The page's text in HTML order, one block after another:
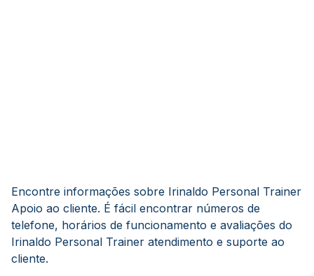
Encontre informações sobre Irinaldo Personal Trainer
Apoio ao cliente. É fácil encontrar números de
telefone, horários de funcionamento e avaliações do
Irinaldo Personal Trainer atendimento e suporte ao
cliente.